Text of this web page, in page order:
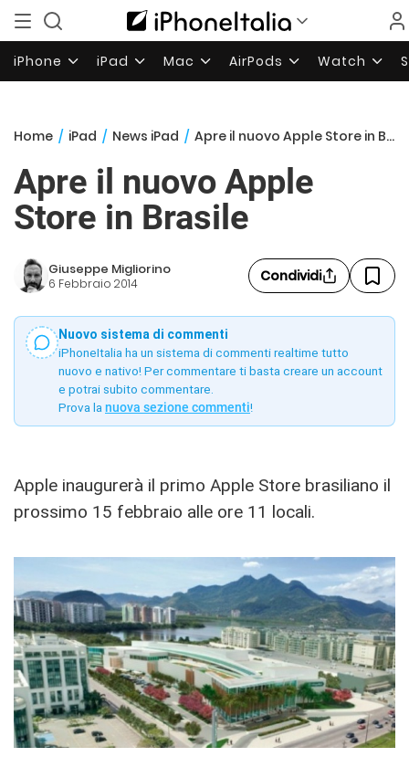
iPhone iPad Mac AirPods Watch
Home / iPad / News iPad / Apre il nuovo Apple Store in Brasile
Apre il nuovo Apple
Store in Brasile
Giuseppe Migliorino
6 Febbraio 2014 Condividi
Nuovo sistema di commenti
iPhoneItalia ha un sistema di commenti realtime tutto
nuovo e nativo! Per commentare ti basta creare un account
e potrai subito commentare.
Prova la nuova sezione commenti!
Apple inaugurerà il primo Apple Store brasiliano il
prossimo 15 febbraio alle ore 11 locali.